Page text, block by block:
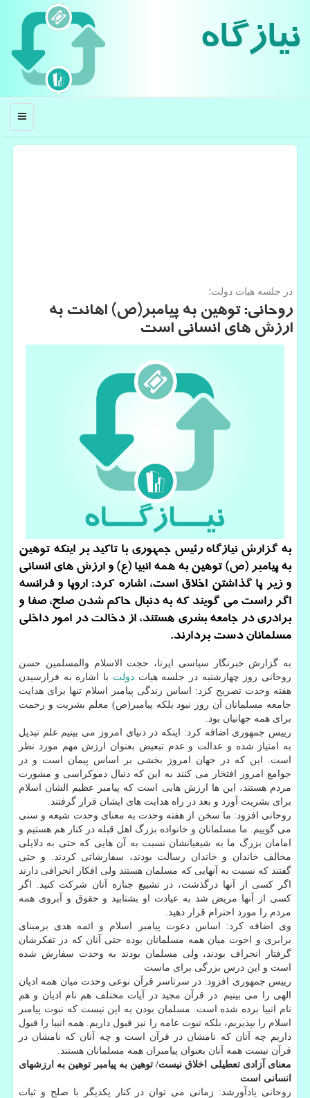
نیازگاه
منو
در جلسه هیات دولت؛
روحانی: توهین به پیامبر(ص) اهانت به
ارزش های انسانی است
به گزارش نیازگاه رئیس جمهوری با تاكید بر اینكه توهین
به پیامبر (ص) توهین به همه انبیا (ع) و ارزش های انسانی
و زیر پا گذاشتن اخلاق است، اشاره كرد: اروپا و فرانسه
اگر راست می گویند كه به دنبال حاكم شدن صلح، صفا و
برادری در جامعه بشری هستند، از دخالت در امور داخلی
مسلمانان دست بردارند.
به گزارش خبرنگار سیاسی ایرنا، حجت الاسلام والمسلمین حسن
روحانی روز چهارشنبه در جلسه هیاتدولت با اشاره به فرارسیدن
هفته وحدت تصریح کرد: اساس زندگی پیامبر اسلام تنها برای هدایت
جامعه مسلمانان آن روز نبود بلکه پیامبر(ص) معلم بشریت و رحمت
برای همه جهانیان بود.
رییس جمهوری اضافه کرد: اینکه در دنیای امروز می بینیم علم تبدیل
به امتیاز شده و عدالت و عدم تبعیض بعنوان ارزش مهم مورد نظر
است. این که در جهان امروز بخشی بر اساس پیمان است و در
جوامع امروز افتخار می کنند به این که دنبال دموکراسی و مشورت
مردم هستند، این ها ارزش هایی است که پیامبر عظیم الشان اسلام
برای بشریت آورد و بعد در راه هدایت های ایشان قرار گرفتند.
روحانی افزود: ما سخن از هفته وحدت به معنای وحدت شیعه و سنی
می گوییم. ما مسلمانان و خانواده بزرگ اهل قبله در کنار هم هستیم و
امامان بزرگ ما به شیعیانشان نسبت به آن هایی که حتی به دلایلی
مخالف خاندان و خاندان رسالت بودند، سفارشاتی کردند. و حتی
گفتند که نسبت به آنهایی که مسلمان هستند ولی افکار انحرافی دارند
اگر کسی از آنها درگذشت، در تشییع جنازه آنان شرکت کنید. اگر
کسی از آنها مریض شد به عیادت او بشتابید و حقوق و آبروی همه
مردم را مورد احترام قرار دهید.
وی اضافه کرد: اساس دعوت پیامبر اسلام و ائمه هدی برمبنای
برابری و اخوت میان همه مسلمانان بوده حتی آنان که در تفکرشان
گرفتار انحراف بودند، ولی مسلمان بودند به وحدت سفارش شده
است و این درس بزرگی برای ماست
رییس جمهوری افزود: در سرتاسر قرآن نوعی وحدت میان همه ادیان
الهی را می بینیم. در قرآن مجید در آیات مختلف هم نام ادیان و هم
نام انبیا برده شده است. مسلمان بودن به این نیست که نبوت پیامبر
اسلام را بپذیریم، بلکه نبوت عامه را نیز قبول داریم. همه انبیا را قبول
داریم چه آنان که نامشان در قرآن است و چه آنان که نامشان در
قرآن نیست همه آنان بعنوان پیامبران همه مسلمانان هستند.
معنای آزادی تعطیلی اخلاق نیست/ توهین به پیامبر توهین به ارزشهای
انسانی است
روحانی یادآورشد: زمانی می توان در کنار یکدیگر با صلح و ثبات